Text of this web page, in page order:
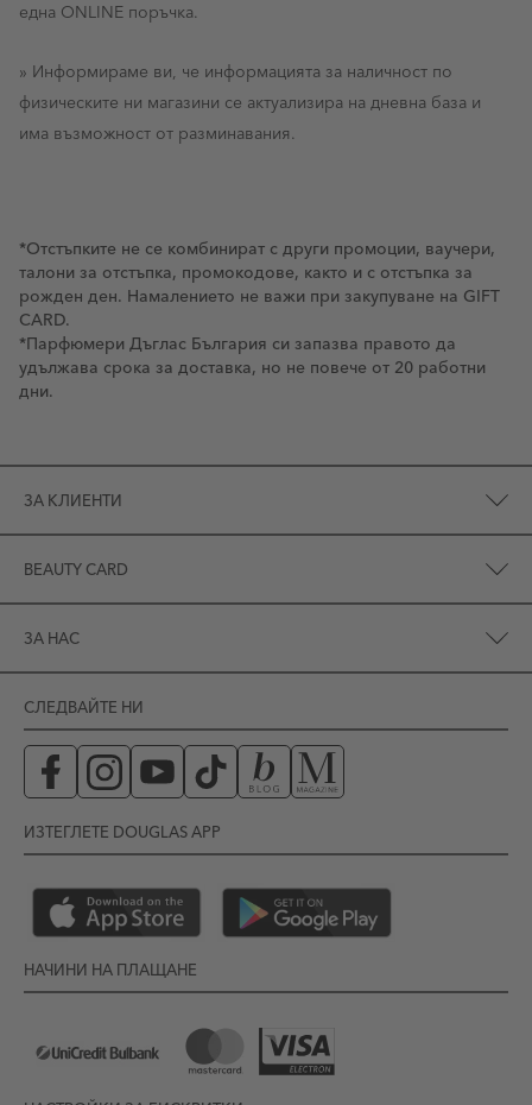
една ONLINE поръчка.
» Информираме ви, че информацията за наличност по
физическите ни магазини се актуализира на дневна база и
има възможност от разминавания.
*Отстъпките не се комбинират с други промоции, ваучери,
талони за отстъпка, промокодове, както и с отстъпка за
рожден ден. Намалението не важи при закупуване на GIFT
CARD.
*Парфюмери Дъглас България си запазва правото да
удължава срока за доставка, но не повече от 20 работни
дни.
ЗА КЛИЕНТИ
BEAUTY CARD
ЗА НАС
СЛЕДВАЙТЕ НИ
ИЗТЕГЛЕТЕ DOUGLAS APP
НАЧИНИ НА ПЛАЩАНЕ